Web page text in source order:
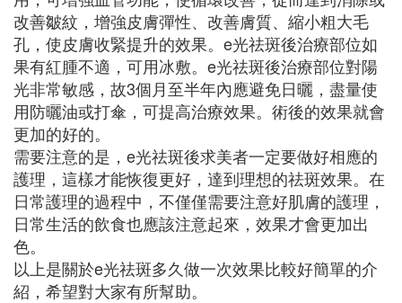
改善皺紋，增強皮膚彈性、改善膚質、縮小粗大毛
孔，使皮膚收緊提升的效果。e光祛斑後治療部位如
果有紅腫不適，可用冰敷。e光祛斑後治療部位對陽
光非常敏感，故3個月至半年內應避免日曬，盡量使
用防曬油或打傘，可提高治療效果。術後的效果就會
更加的好的。
需要注意的是，e光祛斑後求美者一定要做好相應的
護理，這樣才能恢復更好，達到理想的祛斑效果。在
日常護理的過程中，不僅僅需要注意好肌膚的護理，
日常生活的飲食也應該注意起來，效果才會更加出
色。
以上是關於e光祛斑多久做一次效果比較好簡單的介
紹，希望對大家有所幫助。